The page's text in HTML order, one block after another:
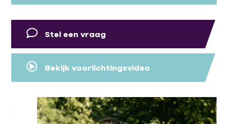
Stel een vraag
Bekijk voorlichtingsvideo